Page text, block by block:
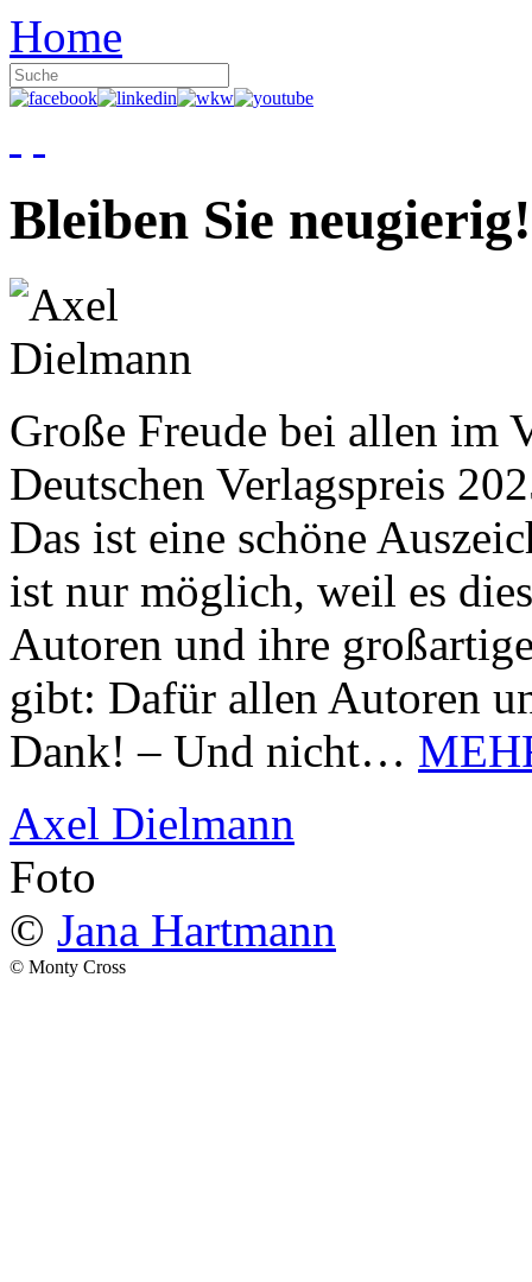
Home
Bleiben Sie neugierig!
Große Freude bei allen im
Deutschen Verlagspreis
Das ist eine schöne
ist nur möglich, weil es
Autoren und ihre
gibt: Dafür allen Autoren
Dank! – Und nicht…
Axel Dielmann
Foto
© Jana Hartmann
© Monty Cross